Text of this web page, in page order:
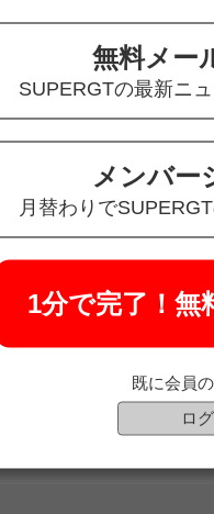
無料メー
SUPERGTの最新ニ
メンバー
月替わりで
1分で完了！無
既に会員
ロ